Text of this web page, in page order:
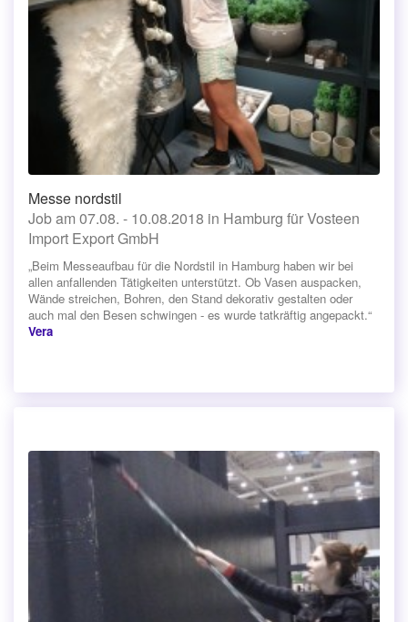
Messe nordstil
Job am 07.08. - 10.08.2018 in Hamburg für Vosteen
Import Export GmbH
„Beim Messeaufbau für die Nordstil in Hamburg haben wir bei
allen anfallenden Tätigkeiten unterstützt. Ob Vasen auspacken,
Wände streichen, Bohren, den Stand dekorativ gestalten oder
auch mal den Besen schwingen - es wurde tatkräftig angepackt.“
Vera